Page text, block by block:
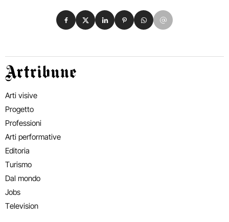
Condividi su Facebook
Condividi su X
Condividi su LinkedIn
Condividi su Pinterest
Condividi su WhatsApp
Condividi su Email
Artribune
Arti visive
Progetto
Professioni
Arti performative
Editoria
Turismo
Dal mondo
Jobs
Television